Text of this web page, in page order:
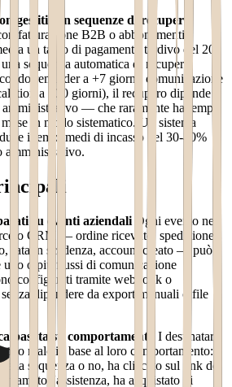
gestiti con sequenze di recupero
fatturazione B2B o abbonamenti
un tasso di pagamento tardivo del 20-
sequenza automatica di recupero
reminder a +7 giorni, comunicazione
a +30 giorni), il recupero dipende
— che raramente ha tempo
in modo sistematico. Un sistema
i tempi medi di incasso del 30-40%
amministrativo.
su eventi aziendali Ogni evento nel
o CRM — ordine ricevuto, spedizione
rata in scadenza, account creato — può
uno o più flussi di comunicazione
configurati tramite webhook o
dipendere da export manuali o file
basata su comportamento
I destinatari
reale in base al loro comportamento:
sequenza o no, ha cliccato sul link del
l'assistenza, ha acquistato di